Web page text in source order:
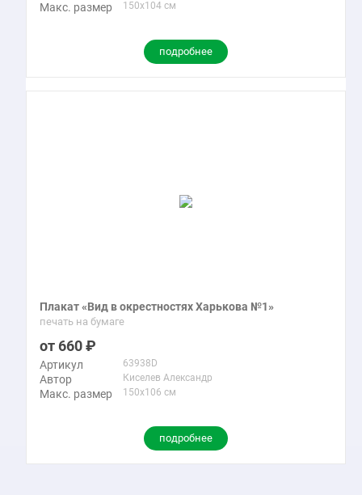
Макс. размер 150x104 см
подробнее
Плакат «Вид в окрестностях Харькова №1»
печать на бумаге
660
Артикул 63938D
Автор Киселев Александр
Макс. размер 150x106 см
подробнее